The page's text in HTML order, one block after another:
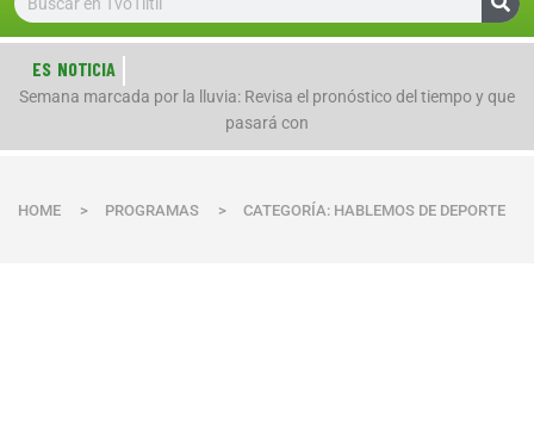
ES NOTICIA
Semana marcada por la lluvia: Revisa el pronóstico del tiempo y que
pasará con
HOME > PROGRAMAS > CATEGORÍA: HABLEMOS DE DEPORTE